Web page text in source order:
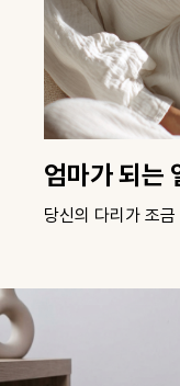
라인은 살
운동이 즐거